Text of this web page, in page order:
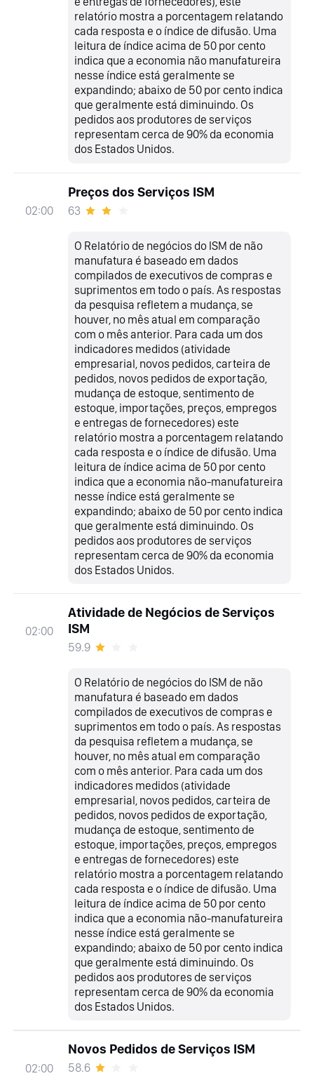
relatório mostra a porcentagem relatando
cada resposta e o índice de difusão. Uma
leitura de índice acima de 50 por cento
indica que a economia não manufatureira
nesse índice está geralmente se
expandindo; abaixo de 50 por cento indica
que geralmente está diminuindo. Os
pedidos aos produtores de serviços
representam cerca de 90% da economia
dos Estados Unidos.
02:00
Preços dos Serviços ISM
63
O Relatório de negócios do ISM de não
manufatura é baseado em dados
compilados de executivos de compras e
suprimentos em todo o país. As respostas
da pesquisa refletem a mudança, se
houver, no mês atual em comparação
com o mês anterior. Para cada um dos
indicadores medidos (atividade
empresarial, novos pedidos, carteira de
pedidos, novos pedidos de exportação,
mudança de estoque, sentimento de
estoque, importações, preços, empregos
e entregas de fornecedores) este
relatório mostra a porcentagem relatando
cada resposta e o índice de difusão. Uma
leitura de índice acima de 50 por cento
indica que a economia não-manufatureira
nesse índice está geralmente se
expandindo; abaixo de 50 por cento indica
que geralmente está diminuindo. Os
pedidos aos produtores de serviços
representam cerca de 90% da economia
dos Estados Unidos.
02:00
Atividade de Negócios de Serviços
ISM
59.9
O Relatório de negócios do ISM de não
manufatura é baseado em dados
compilados de executivos de compras e
suprimentos em todo o país. As respostas
da pesquisa refletem a mudança, se
houver, no mês atual em comparação
com o mês anterior. Para cada um dos
indicadores medidos (atividade
empresarial, novos pedidos, carteira de
pedidos, novos pedidos de exportação,
mudança de estoque, sentimento de
estoque, importações, preços, empregos
e entregas de fornecedores) este
relatório mostra a porcentagem relatando
cada resposta e o índice de difusão. Uma
leitura de índice acima de 50 por cento
indica que a economia não-manufatureira
nesse índice está geralmente se
expandindo; abaixo de 50 por cento indica
que geralmente está diminuindo. Os
pedidos aos produtores de serviços
representam cerca de 90% da economia
dos Estados Unidos.
02:00
Novos Pedidos de Serviços ISM
58.6